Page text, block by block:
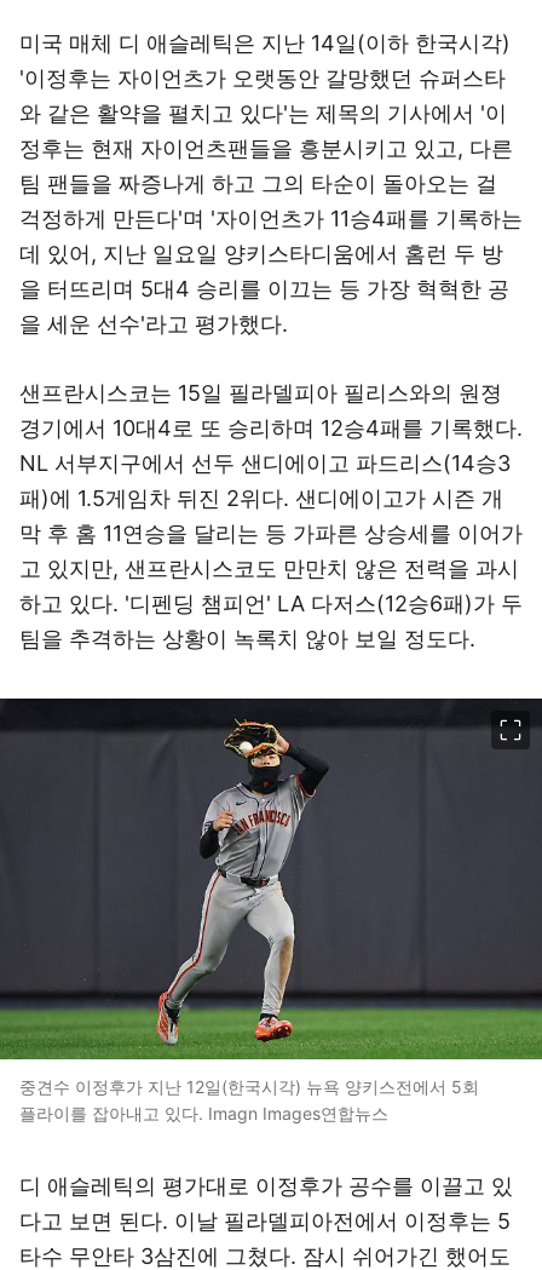
미국 매체 디 애슬레틱은 지난 14일(이하 한국시각)
'이정후는 자이언츠가 오랫동안 갈망했던 슈퍼스타
와 같은 활약을 펼치고 있다'는 제목의 기사에서 '이
정후는 현재 자이언츠팬들을 흥분시키고 있고, 다른
팀 팬들을 짜증나게 하고 그의 타순이 돌아오는 걸
걱정하게 만든다'며 '자이언츠가 11승4패를 기록하는
데 있어, 지난 일요일 양키스타디움에서 홈런 두 방
을 터뜨리며 5대4 승리를 이끄는 등 가장 혁혁한 공
을 세운 선수'라고 평가했다.
샌프란시스코는 15일 필라델피아 필리스와의 원졍
경기에서 10대4로 또 승리하며 12승4패를 기록했다.
NL 서부지구에서 선두 샌디에이고 파드리스(14승3
패)에 1.5게임차 뒤진 2위다. 샌디에이고가 시즌 개
막 후 홈 11연승을 달리는 등 가파른 상승세를 이어가
고 있지만, 샌프란시스코도 만만치 않은 전력을 과시
하고 있다. '디펜딩 챔피언' LA 다저스(12승6패)가 두
팀을 추격하는 상황이 녹록치 않아 보일 정도다.
중견수 이정후가 지난 12일(한국시각) 뉴욕 양키스전에서 5회
플라이를 잡아내고 있다. Imagn Images연합뉴스
디 애슬레틱의 평가대로 이정후가 공수를 이끌고 있
다고 보면 된다. 이날 필라델피아전에서 이정후는 5
타수 무안타 3삼진에 그쳤다. 잠시 쉬어가긴 했어도